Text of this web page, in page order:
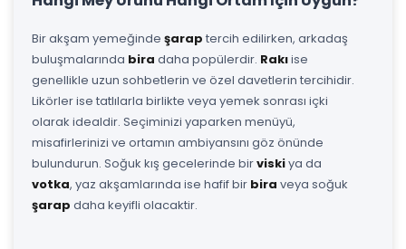
Bir akşam yemeğinde şarap tercih edilirken, arkadaş
buluşmalarında bira daha popülerdir. Rakıise
genellikle uzun sohbetlerin ve özel davetlerin tercihidir.
Likörler ise tatlılarla birlikte veya yemek sonrası içki
olarak idealdir. Seçiminizi yaparken menüyü,
misafirlerinizi ve ortamın ambiyansını göz önünde
bulundurun. Soğuk kış gecelerinde birviskiya da
votka, yaz akşamlarında ise hafif bir bira veya soğuk
şarap daha keyifli olacaktir.